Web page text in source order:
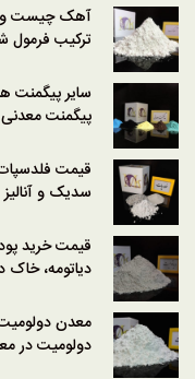
آهک چیست و
ترکیب فرمول
سایر پیگمنت
پیگمنت
قیمت
سدیک و
قیمت خرید
دیاتومه،
معدن
دولومیت در